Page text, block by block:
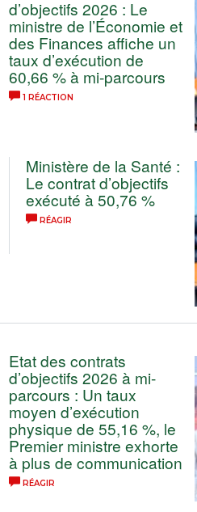
d’objectifs 2026 : Le
ministre de l’Économie et
des Finances affiche un
taux d’exécution de
60,66 % à mi-parcours
1 RÉACTION
Ministère de la Santé :
Le contrat d’objectifs
exécuté à 50,76 %
RÉAGIR
Etat des contrats
d’objectifs 2026 à mi-
parcours : Un taux
moyen d’exécution
physique de 55,16 %, le
Premier ministre exhorte
à plus de communication
RÉAGIR